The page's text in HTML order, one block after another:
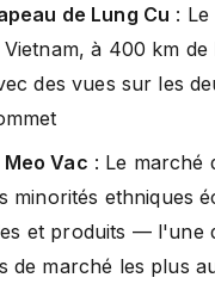
de Lung Cu :
à 400 km
des vues sur les
Vac : Le marché
minorités ethniques
et produits — l'une
de marché les plus